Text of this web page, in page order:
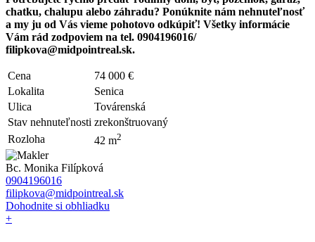
chatku, chalupu alebo záhradu? Ponúknite nám nehnuteľnosť
a my ju od Vás vieme pohotovo odkúpiť! Všetky informácie
Vám rád zodpoviem na tel. 0904196016/
filipkova@midpointreal.sk.
Cena
74 000 €
Lokalita
Senica
Ulica
Továrenská
Stav nehnuteľnosti zrekonštruovaný
Rozloha
42 m2
Bc. Monika Filípková
0904196016
filipkova@midpointreal.sk
Dohodnite si obhliadku
+